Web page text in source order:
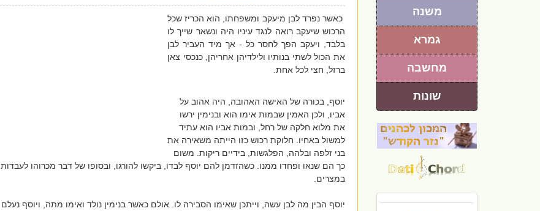
משנה
גמרא
מחשבה
שונות
כאשר נפרד לבן מיעקב ומשפחתו, הוא הכריז שכל
הרכוש שיעקב רואה לנגד עיניו היה ונשאר שייך לו
בלבד, ויעקב הפך לחסר כל - אך מיד העביר לבן
את הכול לשתי בנותיו ולילדיהן אחריהן, כנכסי צאן
ברזל, חצי לכל אחת.
יוסף, בכורה של האישה האהובה, היה אהוב על
אביו, ולכן האמין שבמות אימו הוא ובנימין ירשו
את מלוא חלקה של רחל, ובמות אביו הוא עתיד
למשול באחיו. חלוקת רכוש כזו הייתה משאירה את
בני זלפה ובלהה, הפלגשות, בידיים ריקות. משום
כך הם שנאו ופחדו ממנו. כשהזדמן להם יוסף לבדו, ביקשו להורגו, ובסופו של דבר מכרוהו לעבדות
במצרים.
יוסף הבין מה לבן עשה, וייתכן שאימו הסבירה לו. אולם כאשר בנימין נולד ואימו מתה, ויוסף נעלם